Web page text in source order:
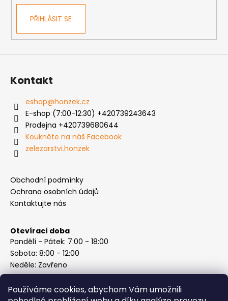
Používáme cookies, abychom Vám umožnili
PŘIHLÁSIT SE
Kontakt
eshop@honzek.cz
E-shop (7:00-12:30) +420739243643
Prodejna +420739680644
Koukněte na náš Facebook
zelezarstvi.honzek
Obchodní podmínky
Ochrana osobních údajů
Kontaktujte nás
Otevírací doba
Pondělí - Pátek: 7:00 - 18:00
Sobota: 8:00 - 12:00
Neděle: Zavřeno